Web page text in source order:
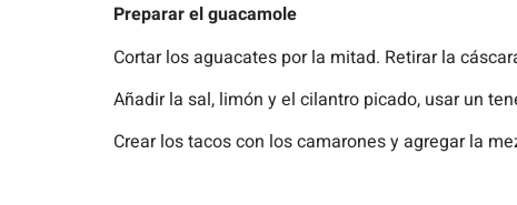
Preparar el guacamole
Cortar los aguacates por la mitad. Retirar la
Añadir la sal, limón y el cilantro picado, usar un
Crear los tacos con los camarones y agregar la